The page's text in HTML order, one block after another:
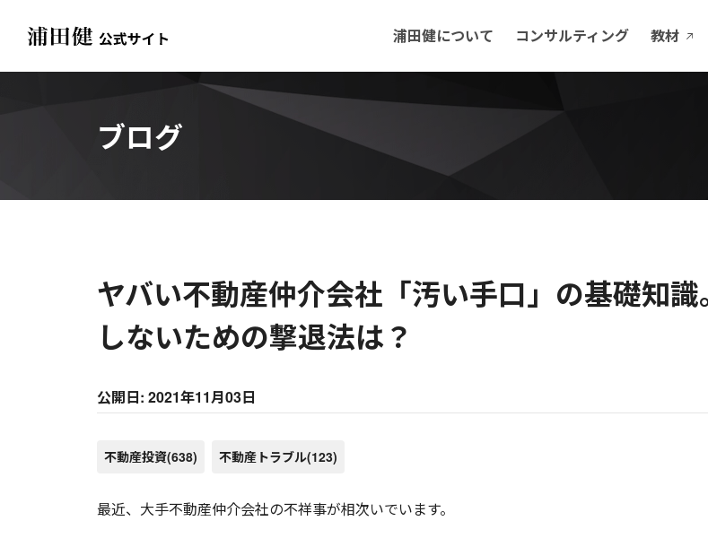
浦田健について コンサルティング 教材
ブログ
ヤバい不動産仲介会社「汚い手口」の基礎知識
しないための撃退法は？
公開日: 2021年11月03日
不動産投資(638) 不動産トラブル(123)
最近、大手不動産仲介会社の不祥事が相次いでいます。